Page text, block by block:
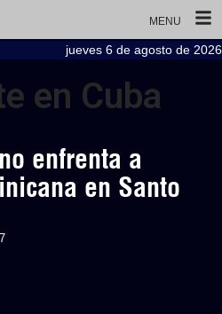
MENU
jueves 6 de agosto de 2026
en Cuba
enfrenta a
en Santo